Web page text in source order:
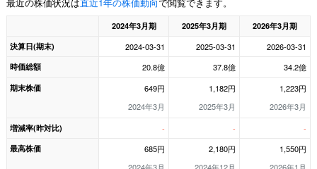
最近の株価状況は直近1年の株価動向で閲覧できます。
2024年3月期 2025年3月期
2026年3月期
決算日(期末)
2024-03-31 2025-03-31 2026-03-31
時価総額 20.8億 37.8億 34.2億
期末株価
649円
2024年3月
1,182円
2025年3月
1,223円
2026年3月
増減率(昨対比) - - -
最高株価
685円
2,180円
1,550円